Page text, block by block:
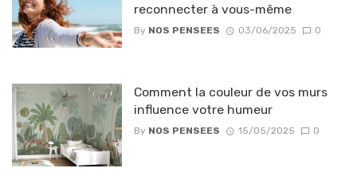
reconnecter à vous-même
By NOS PENSEES 03/06/2025 0
Comment la couleur de vos murs
influence votre humeur
By NOS PENSEES 15/05/2025 0